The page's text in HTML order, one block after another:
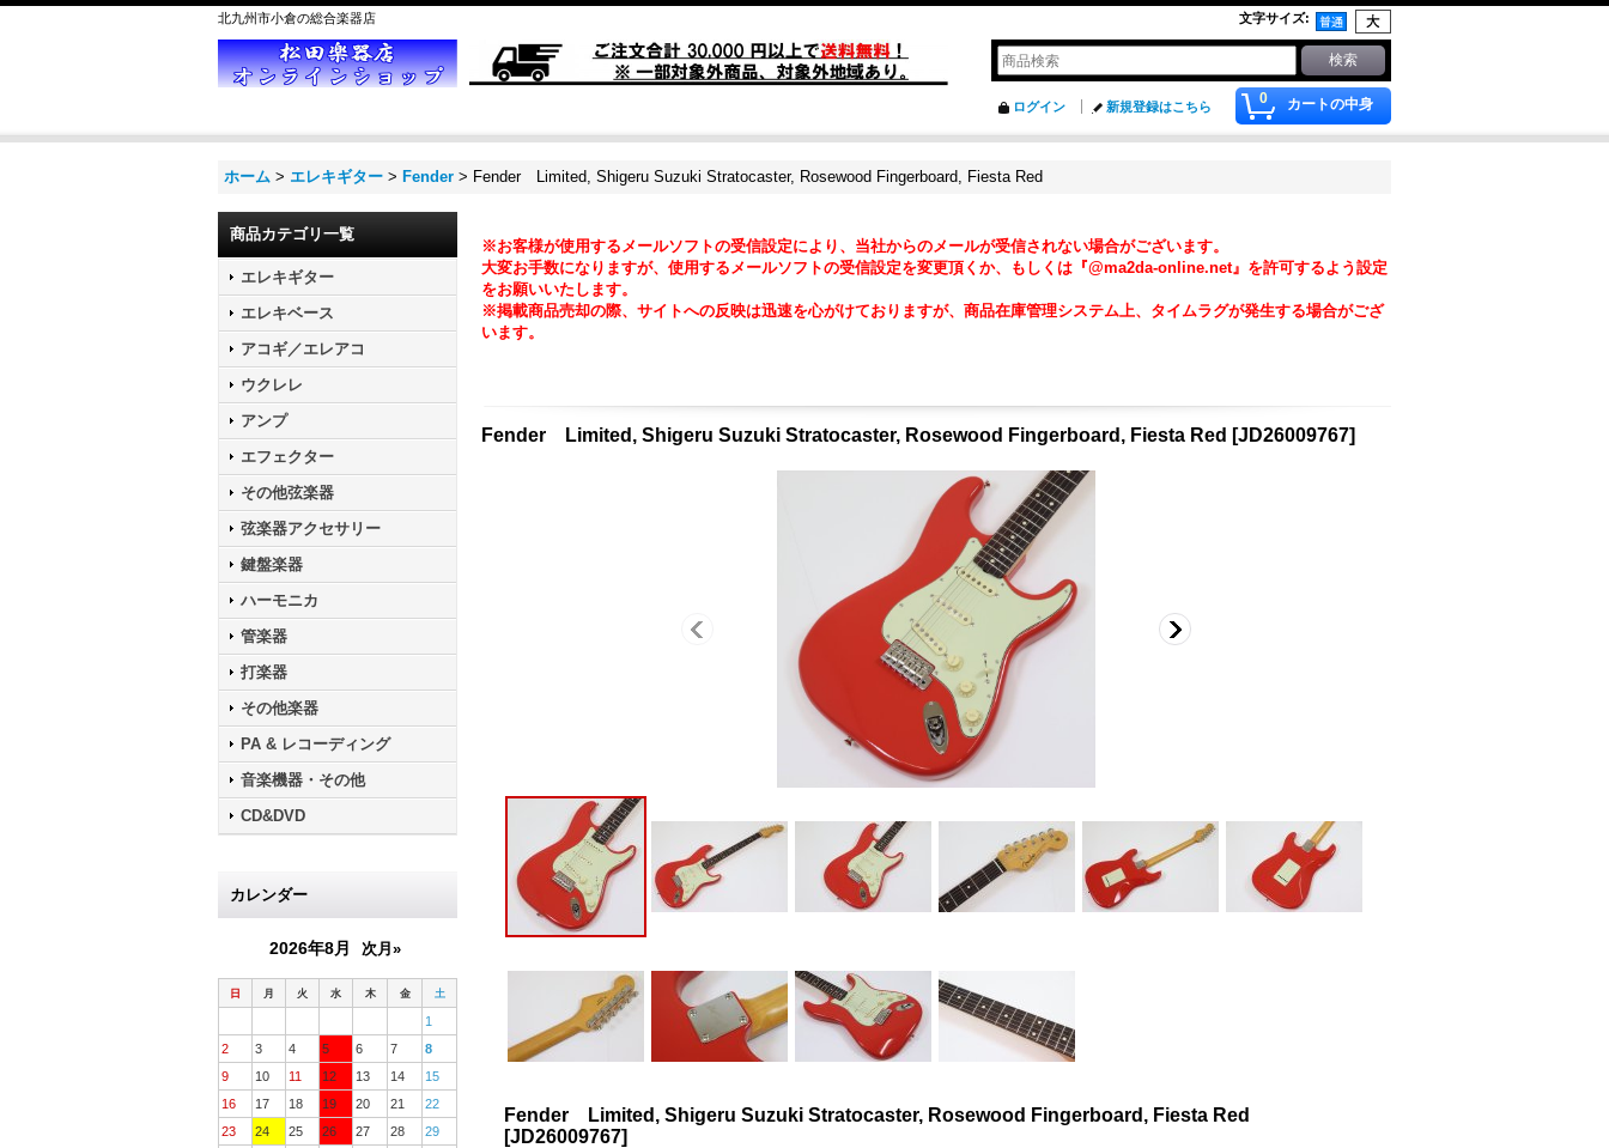
北九州市小倉の総合楽器店 文字サイズ:
0 カートの中身
ログイン 新規登録はこちら
ホーム > エレキギター > Fender > Fender Limited, Shigeru Suzuki Stratocaster, Rosewood Fingerboard, Fiesta Red
商品カテゴリ一覧
エレキギター
エレキベース
アコギ／エレアコ
ウクレレ
アンプ
エフェクター
その他弦楽器
弦楽器アクセサリー
鍵盤楽器
ハーモニカ
管楽器
打楽器
その他楽器
PA & レコーディング
音楽機器・その他
CD&DVD
カレンダー
2026年8月 次月»
日 月 火 水 木 金 土
1
2
3 4 5 6 7
8
9
10 11 12 13 14
15
16
17 18 19 20 21
22
23
24 25 26 27 28
29
※お客様が使用するメールソフトの受信設定により、当社からのメールが受信されない場合がございます。
大変お手数になりますが、使用するメールソフトの受信設定を変更頂くか、もしくは『@ma2da-online.net』を許可するよう設定
をお願いいたします。
※掲載商品売却の際、サイトへの反映は迅速を心がけておりますが、商品在庫管理システム上、タイムラグが発生する場合がござ
います。
Fender Limited, Shigeru Suzuki Stratocaster, Rosewood Fingerboard, Fiesta Red [JD26009767]
Fender Limited, Shigeru Suzuki Stratocaster, Rosewood Fingerboard, Fiesta Red
[JD26009767]